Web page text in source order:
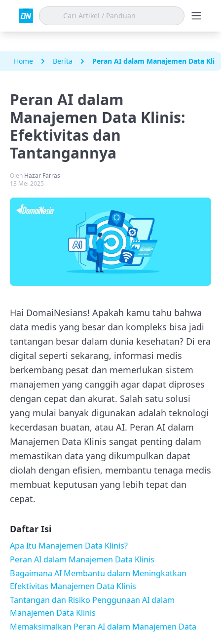
Home Berita Peran AI dalam Manajemen Data
Peran AI dalam
Manajemen Data Klinis:
Efektivitas dan
Tantangannya
Oleh Hazar Farras
13 Mei 2025
Hai DomaiNesians! Apakah kamu tahu bahwa
data medis yang besar dan kompleks bisa jadi
tantangan besar dalam dunia kesehatan? Di era
digital seperti sekarang, informasi medis
berkembang pesat dan memerlukan sistem
manajemen yang canggih agar dapat diproses
dengan cepat dan akurat. Salah satu solusi
yang mulai banyak digunakan adalah teknologi
kecerdasan buatan, atau AI. Peran AI dalam
Manajemen Data Klinis sangat penting dalam
memastikan data yang dikumpulkan dapat
diolah dengan efisien, membantu tenaga medis
membuat keputusan yang lebih tepat dan
cepat.
Daftar Isi
Apa Itu Manajemen Data Klinis?
Peran AI dalam Manajemen Data Klinis
Bagaimana AI Membantu dalam Meningkatkan
Efektivitas Manajemen Data Klinis
Tantangan dan Risiko Penggunaan AI dalam
Manajemen Data Klinis
Memaksimalkan Peran AI dalam Manajemen Data